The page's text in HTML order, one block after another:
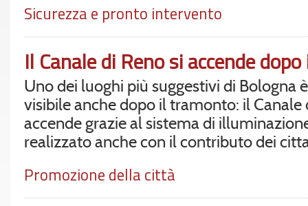
Sicurezza e pronto intervento
Il Canale di Reno si accende
Uno dei luoghi più suggestivi di Bologna
visibile anche dopo il tramonto: il Canale
accende grazie al sistema di
realizzato anche con il contributo dei
Promozione della città